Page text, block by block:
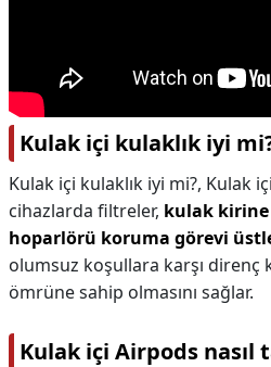
Kulak içi kulaklık iyi
Kulak içi kulaklık iyi mi?, Kulak
cihazlarda filtreler, kulak kirine
hoparlörü koruma görevi
olumsuz koşullara karşı direnç
ömrüne sahip olmasını sağlar.
Kulak içi Airpods nasıl